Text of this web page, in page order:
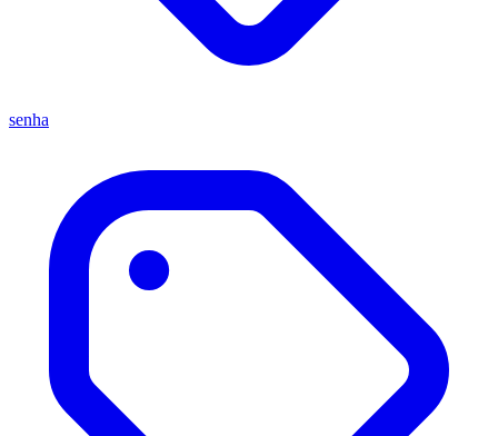
senha